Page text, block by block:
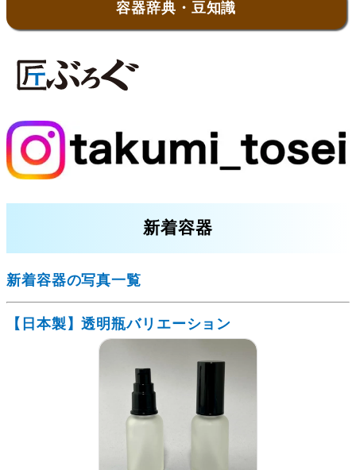
容器辞典・豆知識
新着容器
新着容器の写真一覧
【日本製】透明瓶バリエーション